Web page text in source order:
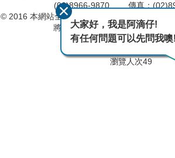
(02)8966-9870 傳真：
© 2016 本網站全部圖文版權係屬本分署所有，
將全部或部分內容，轉載於任何形
瀏覽人次49
大家好，我是阿滴仔!
有任何問題可以先問我噢!